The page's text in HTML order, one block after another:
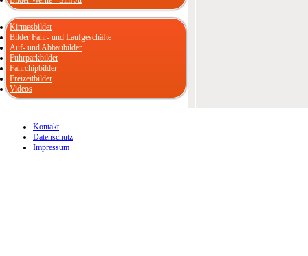
Kirmesbilder
Bilder Fahr- und Laufgeschäfte
Auf- und Abbaubilder
Fuhrparkbilder
Fahrchipbilder
Freizeitbilder
Videos
Kontakt
Datenschutz
Impressum